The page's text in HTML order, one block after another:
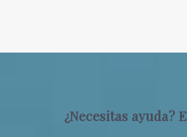
¿Necesitas ayuda?